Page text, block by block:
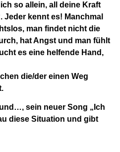
so allein, all deine Kraft
kennt es! Manchmal
man findet nicht die
hat Angst und man fühlt
es eine helfende Hand,
die/der einen Weg
sein neuer Song „Ich
diese Situation und gibt